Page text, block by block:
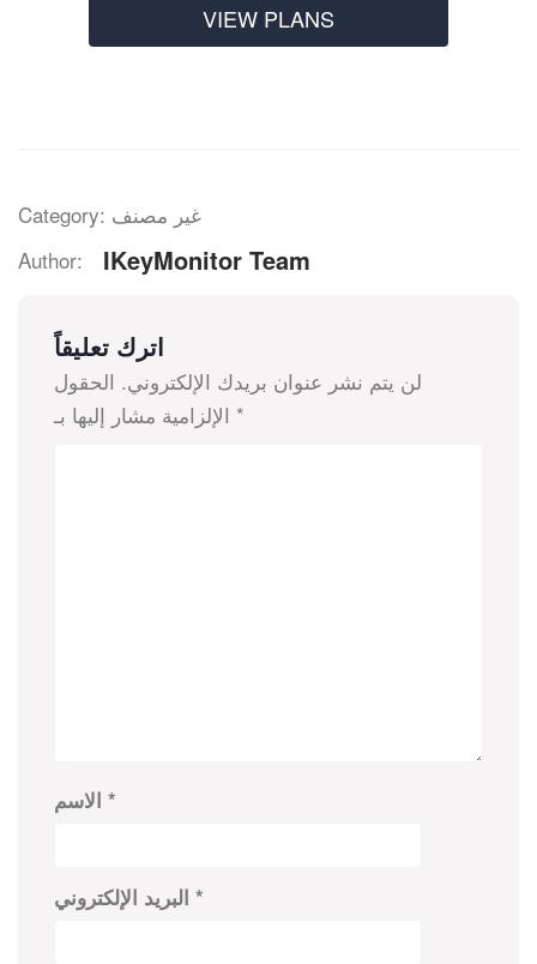
VIEW PLANS
Category: غير مصنف
Author:
IKeyMonitor Team
اترك تعليقاً
لن يتم نشر عنوان بريدك الإلكتروني. الحقول
*
*
*